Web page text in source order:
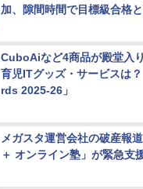
加、隙間時間で目標級合格
CuboAiなど4商品が殿堂入
育児ITグッズ・サービスは
rds 2025-26」
メガスタ運営会社の破産報
＋ オンライン塾」が緊急支